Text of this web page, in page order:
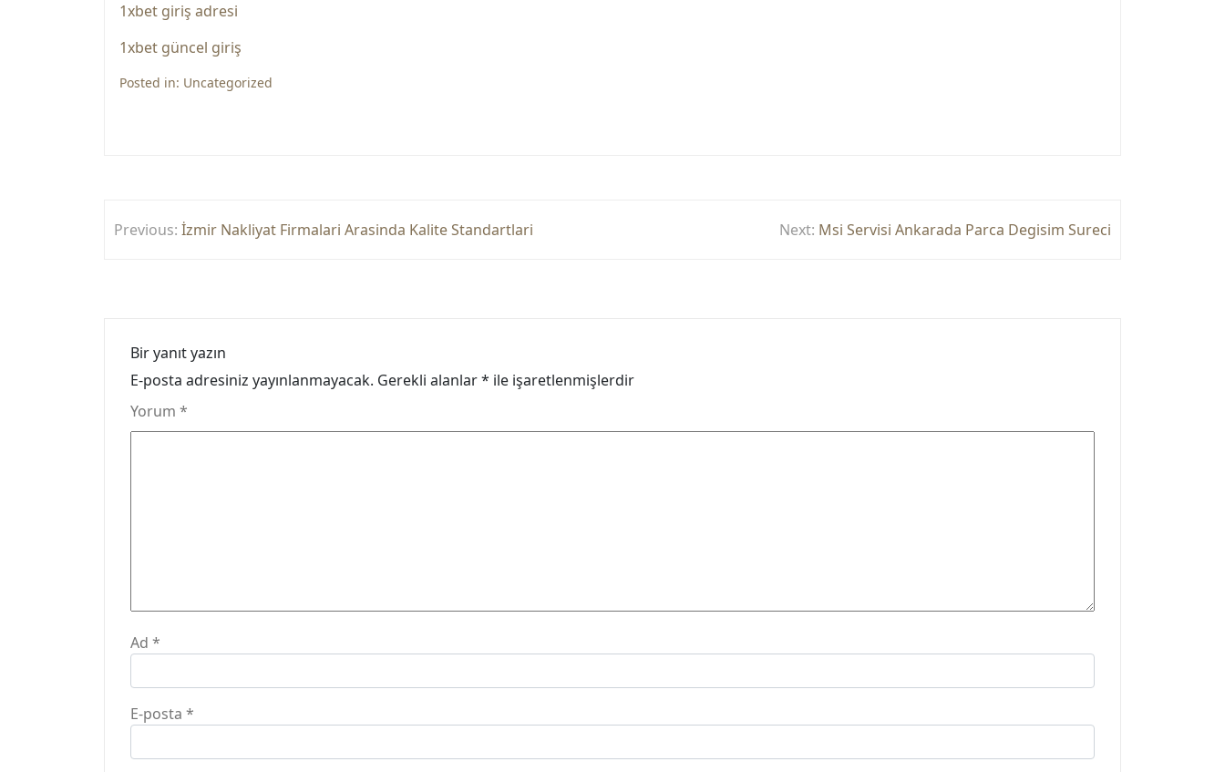
1xbet giriş adresi
1xbet güncel giriş
Posted in: Uncategorized
Yazı
Previous: İzmir Nakliyat Firmalari Arasinda Kalite Standartlari Next: Msi Servisi Ankarada Parca Degisim Sureci
Bir yanıt yazın
E-posta adresiniz yayınlanmayacak. Gerekli alanlar* ile işaretlenmişlerdir
Yorum *
Ad *
E-posta *